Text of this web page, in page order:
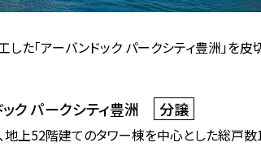
た「アーバンドック パークシティ豊洲」を
ク パークシティ豊洲 分譲
地上52階建てのタワー棟を中心とした総戸数